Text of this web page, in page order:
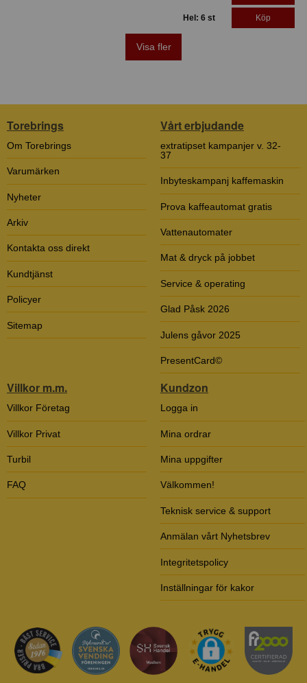
Hel: 6 st Köp
Visa fler
Torebrings
Om Torebrings
Varumärken
Nyheter
Arkiv
Kontakta oss direkt
Kundtjänst
Policyer
Sitemap
Vårt erbjudande
extratipset kampanjer v. 32-
37
Inbyteskampanj kaffemaskin
Prova kaffeautomat gratis
Vattenautomater
Mat & dryck på jobbet
Service & operating
Glad Påsk 2026
Julens gåvor 2025
PresentCard©
Villkor m.m.
Villkor Företag
Villkor Privat
Turbil
FAQ
Kundzon
Logga in
Mina ordrar
Mina uppgifter
Välkommen!
Teknisk service & support
Anmälan vårt Nyhetsbrev
Integritetspolicy
Inställningar för kakor